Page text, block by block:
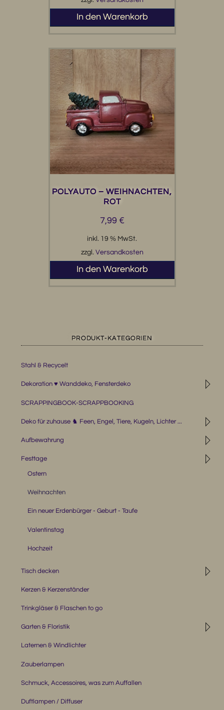
In den Warenkorb
POLYAUTO – WEIHNACHTEN,
ROT
7,99 €
inkl. 19 % MwSt.
zzgl. Versandkosten
In den Warenkorb
PRODUKT-KATEGORIEN
Stahl & Recycelt
◹
Dekoration ♥ Wanddeko, Fensterdeko
SCRAPPINGBOOK-SCRAPPBOOKING
◹
Deko für zuhause ♞ Feen, Engel, Tiere, Kugeln, Lichter ...
◹
Aufbewahrung
◹
Festtage
Ostern
Weihnachten
Ein neuer Erdenbürger - Geburt - Taufe
Valentinstag
Hochzeit
◹
Tisch decken
Kerzen & Kerzenständer
Trinkgläser & Flaschen to go
◹
Garten & Floristik
Laternen & Windlichter
Zauberlampen
Schmuck, Accessoires, was zum Auffallen
Duftlampen / Diffuser